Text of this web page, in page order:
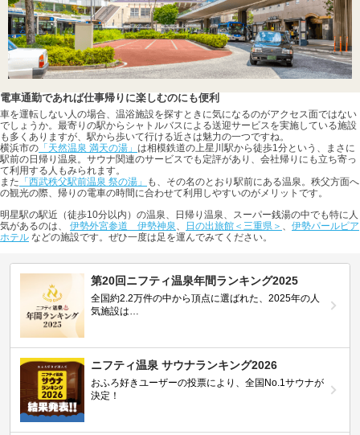
電車通勤であれば仕事帰りに楽しむのにも便利
車を運転しない人の場合、温浴施設を探すときに気になるのがアクセス面ではない
でしょうか。最寄りの駅からシャトルバスによる送迎サービスを実施している施設
も多くありますが、駅から歩いて行ける近さは魅力の一つですね。
横浜市の 「天然温泉 満天の湯」 は相模鉄道の上星川駅から徒歩1分という、まさに
駅前の日帰り温泉。サウナ関連のサービスでも定評があり、会社帰りにも立ち寄っ
て利用する人もみられます。
また 「西武秩父駅前温泉 祭の湯」
も、その名のとおり駅前にある温泉。秩父方面へ
の観光の際、帰りの電車の時間に合わせて利用しやすいのがメリットです。
明星駅の駅近（徒歩10分以内）の温泉、日帰り温泉、スーパー銭湯の中でも特に人
気があるのは、 伊勢外宮参道 伊勢神泉、 日の出旅館＜三重県＞ 、 伊勢パールピア
ホテル などの施設です。ぜひ一度は足を運んでみてください。
第20回ニフティ温泉年間ランキング2025
全国約2.2万件の中から頂点に選ばれた、2025年の人
気施設は…
ニフティ温泉 サウナランキング2026
おふろ好きユーザーの投票により、全国No.1サウナが
決定！